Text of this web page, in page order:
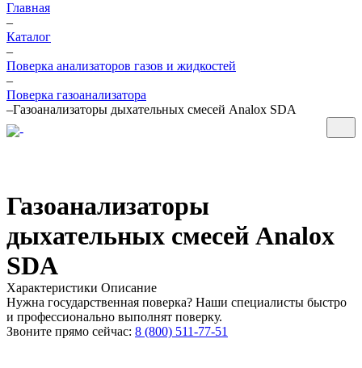
Главная
–
Каталог
–
Поверка анализаторов газов и жидкостей
–
Поверка газоанализатора
–Газоанализаторы дыхательных смесей Analox SDA
Газоанализаторы
дыхательных смесей Analox
SDA
Характеристики Описание
Нужна государственная поверка? Наши специалисты быстро
и профессионально выполнят поверку.
Звоните прямо сейчас: 8 (800) 511-77-51